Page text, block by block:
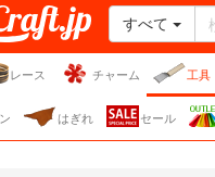
ット・
すべて
レース チャーム 工具
はぎれ セール